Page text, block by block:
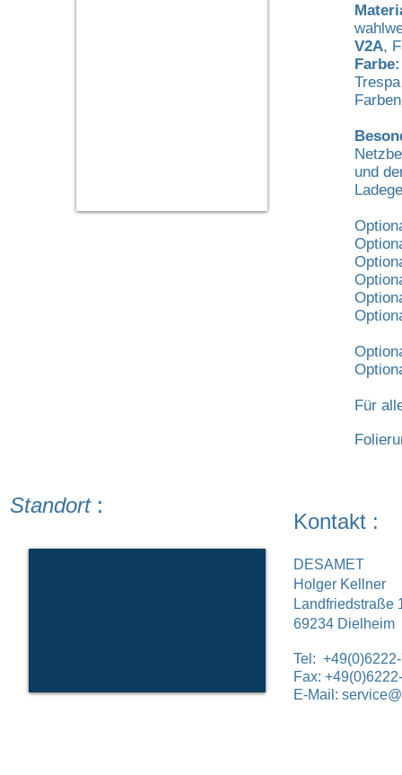
V2A,
Farbe:
und
Für
Standort:
Kontakt :
DESAMET
Holger Kellner
Landfriedstraße
69234 Dielheim
Tel:
Fax:
E-Mail: